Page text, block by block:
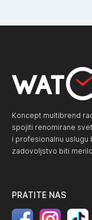
Koncept multibrend
spojiti renomirane
i profesionalnu uslugu
zadovoljstvo biti
PRATITE NAS